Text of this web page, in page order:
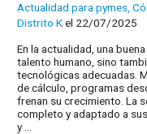
Actualidad para pymes ,
Distrito Kel 22/07/2025
En la actualidad, una
talento humano, sino
tecnológicas adecuadas.
de cálculo, programas
frenan su crecimiento. La
completo y adaptado a
y …